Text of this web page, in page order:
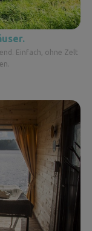
Einfach, ohne Zelt